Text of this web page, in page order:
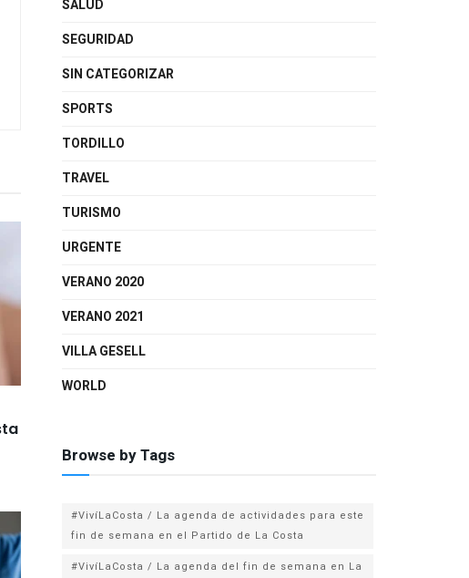
SALUD
SEGURIDAD
SIN CATEGORIZAR
SPORTS
TORDILLO
TRAVEL
TURISMO
URGENTE
VERANO 2020
VERANO 2021
VILLA GESELL
WORLD
Browse by Tags
#VivíLaCosta / La agenda de actividades para este
fin de semana en el Partido de La Costa
#VivíLaCosta / La agenda del fin de semana en La